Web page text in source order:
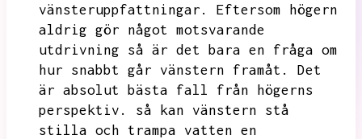
vänsteruppfattningar.
Eftersom högern
aldrig gör något motsvarande
utdrivning så är det bara en fråga om
hur snabbt går vänstern framåt.
Det
är absolut bästa fall från högerns
perspektiv.
så kan vänstern stå
stilla och trampa vatten en